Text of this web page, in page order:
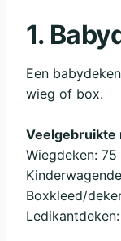
1.
Een
wieg of box.
Veelgebruikte
Wiegdeken:
Boxkleed/